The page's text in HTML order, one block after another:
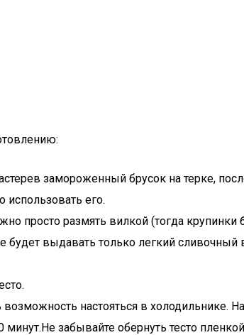
замороженный брусок на терке,
использовать его.
просто размять вилкой (тогда крупинки
будет выдавать только легкий сливочный
настояться в холодильнике.
забывайте обернуть тесто